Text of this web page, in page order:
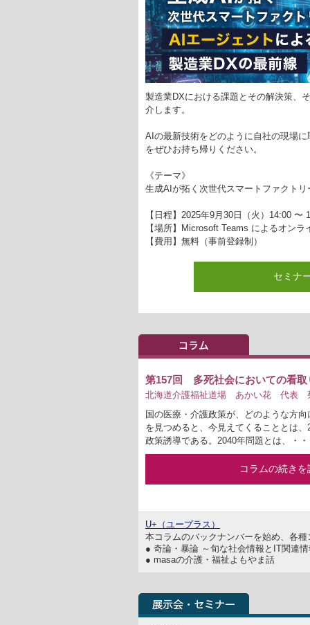
製造業DXにおける課題とその解決策、
介します。
AIの最新技術をどのように自社の現場
をぜひお持ち帰りください。
《テーマ》
生成AIが拓く次世代スマートファクト
【日程】2025年9月30日（火）14:00 〜
【場所】Microsoft Teams によるオンラ
【費用】無料（事前登録制）
セミナ
第157回 多死社会においての看取
北海道介護福祉道場 あかい花 代表
国の医療・介護政策が、どのような方
を見つめると、今見えてくることとは
政策誘導である。2040年問題とは、・
コラムの続き
U+（ユープラス）
本コラムのバックナンバーを始め、各
● 奇論・暴論 ～旬な社会情報とIT関連
● masaの介護・福祉よもやま話